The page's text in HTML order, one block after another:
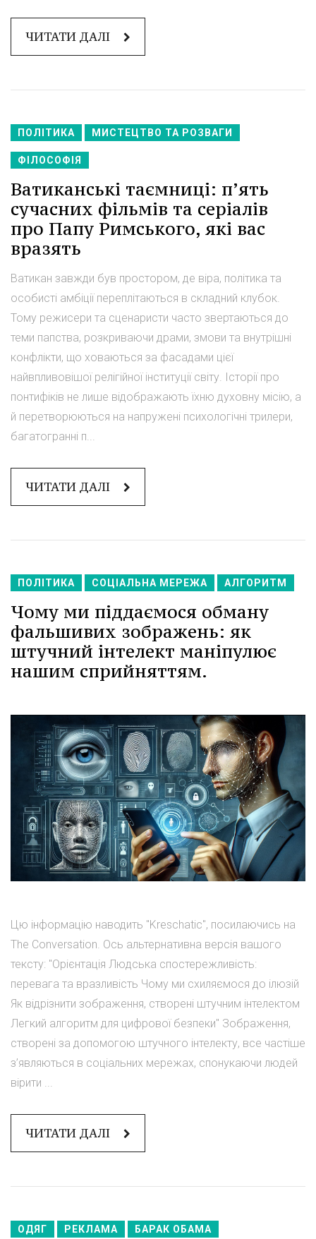
ЧИТАТИ ДАЛІ
ПОЛІТИКА МИСТЕЦТВО ТА РОЗВАГИ
ФІЛОСОФІЯ
Ватиканські таємниці: п’ять
сучасних фільмів та серіалів
про Папу Римського, які вас
вразять
Ватикан завжди був простором, де віра, політика та
особисті амбіції переплітаються в складний клубок.
Тому режисери та сценаристи часто звертаються до
теми папства, розкриваючи драми, змови та внутрішні
конфлікти, що ховаються за фасадами цієї
найвпливовішої релігійної інституції світу. Історії про
понтифіків не лише відображають їхню духовну місію, а
й перетворюються на напружені психологічні трилери,
багатогранні п...
ЧИТАТИ ДАЛІ
ПОЛІТИКА СОЦІАЛЬНА МЕРЕЖА АЛГОРИТМ
Чому ми піддаємося обману
фальшивих зображень: як
штучний інтелект маніпулює
нашим сприйняттям.
Цю інформацію наводить "Kreschatic", посилаючись на
The Conversation. Ось альтернативна версія вашого
тексту: "Орієнтація Людська спостережливість:
перевага та вразливість Чому ми схиляємося до ілюзій
Як відрізнити зображення, створені штучним інтелектом
Легкий алгоритм для цифрової безпеки" Зображення,
створені за допомогою штучного інтелекту, все частіше
з’являються в соціальних мережах, спонукаючи людей
вірити ...
ЧИТАТИ ДАЛІ
ОДЯГ РЕКЛАМА БАРАК ОБАМА